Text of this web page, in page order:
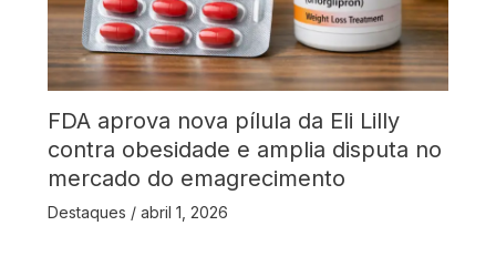
FDA aprova nova pílula da Eli Lilly
contra obesidade e amplia disputa no
mercado do emagrecimento
Destaques / abril 1, 2026